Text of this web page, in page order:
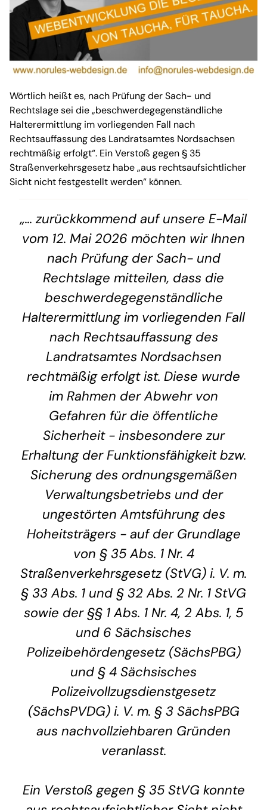
Wörtlich heißt es, nach Prüfung der Sach- und
Rechtslage sei die „beschwerdegegenständliche
Halterermittlung im vorliegenden Fall nach
Rechtsauffassung des Landratsamtes Nordsachsen
rechtmäßig erfolgt“. Ein Verstoß gegen § 35
Straßenverkehrsgesetz habe „aus rechtsaufsichtlicher
Sicht nicht festgestellt werden“ können.
„... zurückkommend auf unsere E-Mail
vom 12. Mai 2026 möchten wir Ihnen
nach Prüfung der Sach- und
Rechtslage mitteilen, dass die
beschwerdegegenständliche
Halterermittlung im vorliegenden Fall
nach Rechtsauffassung des
Landratsamtes Nordsachsen
rechtmäßig erfolgt ist. Diese wurde
im Rahmen der Abwehr von
Gefahren für die öffentliche
Sicherheit - insbesondere zur
Erhaltung der Funktionsfähigkeit bzw.
Sicherung des ordnungsgemäßen
Verwaltungsbetriebs und der
ungestörten Amtsführung des
Hoheitsträgers - auf der Grundlage
von § 35 Abs. 1 Nr. 4
Straßenverkehrsgesetz (StVG) i. V. m.
§ 33 Abs. 1 und § 32 Abs. 2 Nr. 1 StVG
sowie der §§ 1 Abs. 1 Nr. 4, 2 Abs. 1, 5
und 6 Sächsisches
Polizeibehördengesetz (SächsPBG)
und § 4 Sächsisches
Polizeivollzugsdienstgesetz
(SächsPVDG) i. V. m. § 3 SächsPBG
aus nachvollziehbaren Gründen
veranlasst.
Ein Verstoß gegen § 35 StVG konnte